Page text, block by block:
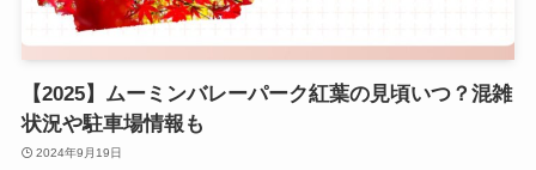
【2025】ムーミンバレーパーク紅葉の見頃いつ？混雑
状況や駐車場情報も
2024年9月19日